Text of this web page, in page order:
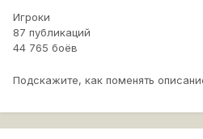
Игроки
87 публикаций
44 765 боёв
Подскажите, как поменять